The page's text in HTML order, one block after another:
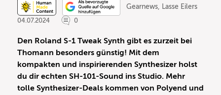
Gearnews, Lasse Eilers
04.07.2024
0
Den Roland S-1 Tweak Synth gibt es zurzeit bei
Thomann besonders günstig! Mit dem
kompakten und inspirierenden Synthesizer holst
du dir echten SH-101-Sound ins Studio. Mehr
tolle Synthesizer-Deals kommen von Polyend und